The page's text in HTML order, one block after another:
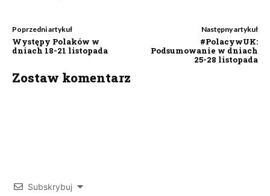
Poprzedni artykuł
Występy Polaków w
dniach 18-21 listopada
Następny artykuł
#PolacywUK:
Podsumowanie w dniach
25-28 listopada
Zostaw komentarz
Subskrybuj